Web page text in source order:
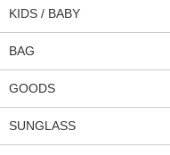
KIDS / BABY
BAG
GOODS
SUNGLASS